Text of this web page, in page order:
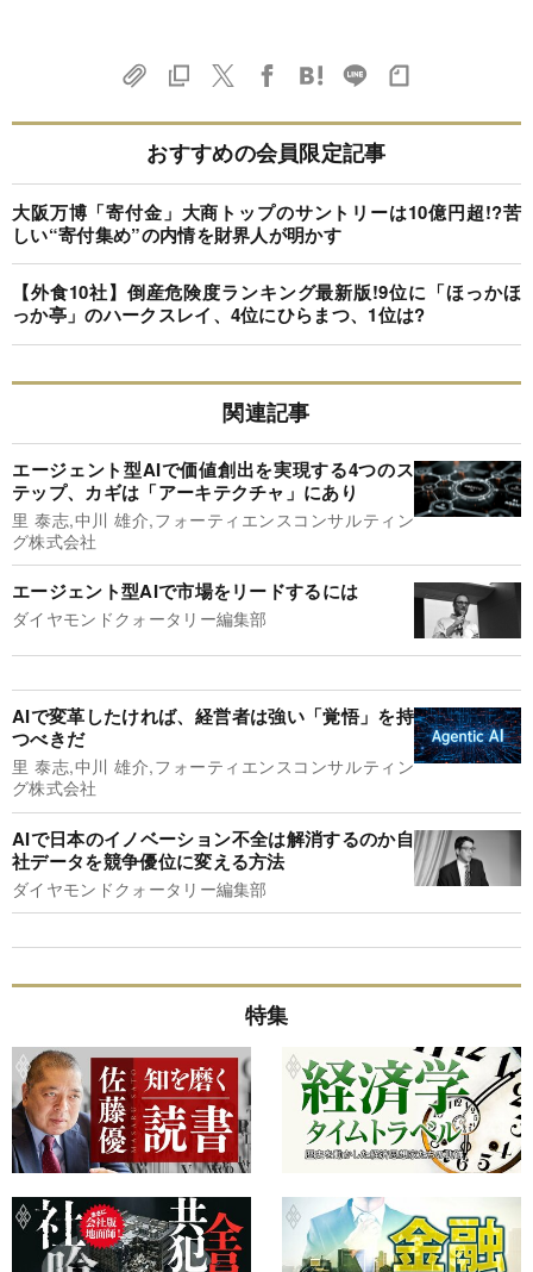
おすすめの会員限定記事
大阪万博「寄付金」大商トップのサントリーは10億円超!?苦
しい“寄付集め”の内情を財界人が明かす
【外食10社】倒産危険度ランキング最新版!9位に「ほっかほ
っか亭」のハークスレイ、4位にひらまつ、1位は?
関連記事
エージェント型AIで価値創出を実現する4つのス
テップ、カギは「アーキテクチャ」にあり
里 泰志,中川 雄介,フォーティエンスコンサルティン
グ株式会社
エージェント型AIで市場をリードするには
ダイヤモンドクォータリー編集部
AIで変革したければ、経営者は強い「覚悟」を持
つべきだ
里 泰志,中川 雄介,フォーティエンスコンサルティン
グ株式会社
AIで日本のイノベーション不全は解消するのか自
社データを競争優位に変える方法
ダイヤモンドクォータリー編集部
特集